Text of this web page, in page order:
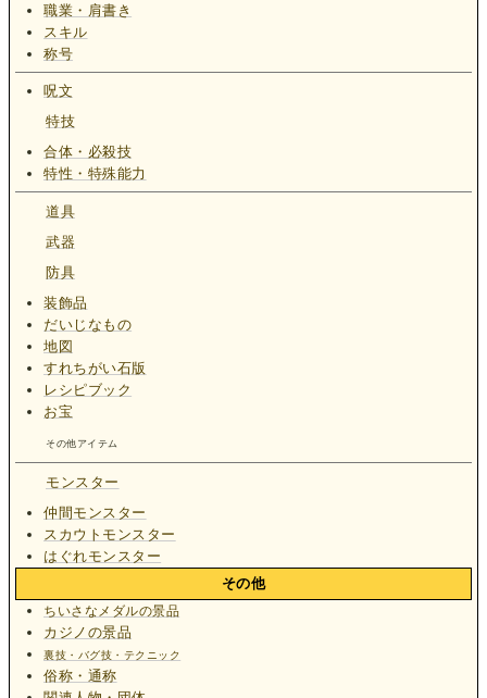
職業・肩書き
スキル
称号
呪文
特技
合体・必殺技
特性・特殊能力
道具
武器
防具
装飾品
だいじなもの
地図
すれちがい石版
レシピブック
お宝
その他アイテム
モンスター
仲間モンスター
スカウトモンスター
はぐれモンスター
その他
ちいさなメダルの景品
カジノの景品
裏技・バグ技・テクニック
俗称・通称